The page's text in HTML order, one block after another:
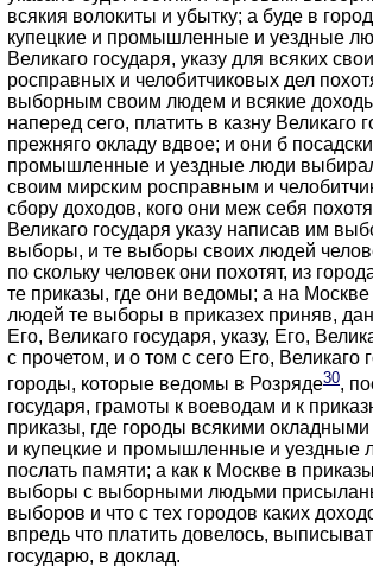
всякия волокиты и убытку; а буде в
купецкие и промышленные и уездные
Великаго государя, указу для всяких
росправных и челобитчиковых дел
выборным своим людем и всякие
наперед сего, платить в казну Великаго
прежняго окладу вдвое; и они б
промышленные и уездные люди
своим мирским росправным и
сбору доходов, кого они меж себя
Великаго государя указу написав им
выборы, и те выборы своих людей
по скольку человек они похотят, из
те приказы, где они ведомы; а на
людей те выборы в приказех приняв,
Его, Великаго государя, указу, Его,
с прочетом, и о том с сего Его, Великаго
городы, которые ведомы в Розряде30,
государя, грамоты к воеводам и к
приказы, где городы всякими
и купецкие и промышленные и уездные
послать памяти; а как к Москве в
выборы с выборными людьми присыланы
выборов и что с тех городов каких
впредь что платить довелось,
государю, в доклад.